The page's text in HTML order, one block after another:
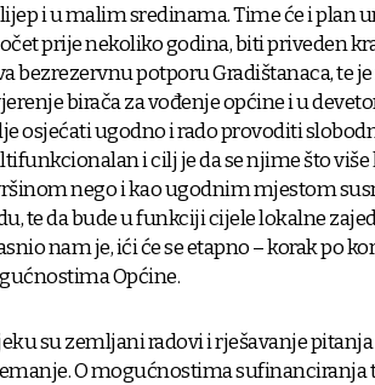
i u malim sredinama. Time će i plan
prije nekoliko godina, biti priveden
bezrezervnu potporu Gradištanaca, te
birača za vođenje općine i u
osjećati ugodno i rado provoditi
i cilj je da se njime što
nego i kao ugodnim mjestom
te da bude u funkciji cijele lokalne
nam je, ići će se etapno – korak po
Općine.
su zemljani radovi i rješavanje
O mogućnostima sufinanciranja